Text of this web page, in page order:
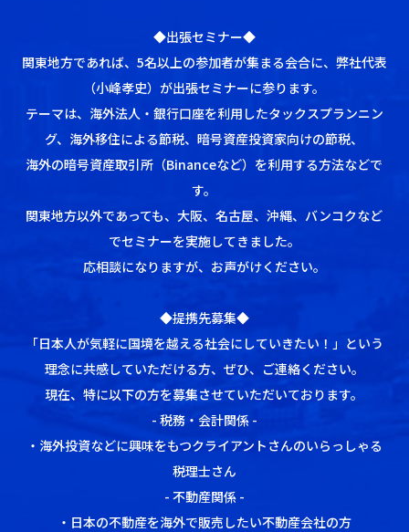
◆出張セミナー◆
関東地方であれば、5名以上の参加者が集まる会合に、弊社代表
（小峰孝史）が出張セミナーに参ります。
テーマは、海外法人・銀行口座を利用したタックスプランニン
グ、海外移住による節税、暗号資産投資家向けの節税、
海外の暗号資産取引所（Binanceなど）を利用する方法などで
す。
関東地方以外であっても、大阪、名古屋、沖縄、バンコクなど
でセミナーを実施してきました。
応相談になりますが、お声がけください。
◆提携先募集◆
「日本人が気軽に国境を越える社会にしていきたい！」という
理念に共感していただける方、ぜひ、ご連絡ください。
現在、特に以下の方を募集させていただいております。
- 税務・会計関係 -
・海外投資などに興味をもつクライアントさんのいらっしゃる
税理士さん
- 不動産関係 -
・日本の不動産を海外で販売したい不動産会社の方